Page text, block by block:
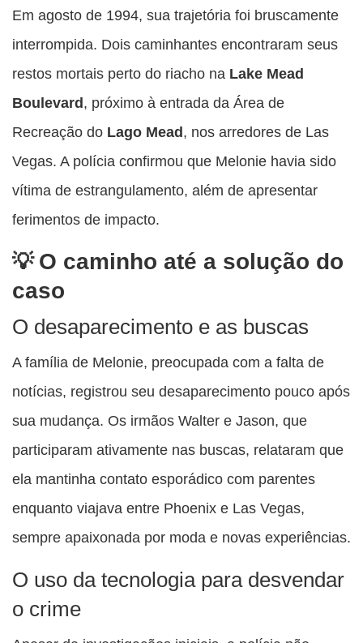
Em agosto de 1994, sua trajetória foi bruscamente
interrompida. Dois caminhantes encontraram seus
restos mortais perto do riacho na Lake Mead
Boulevard, próximo à entrada da Área de
Recreação do Lago Mead, nos arredores de Las
Vegas. A polícia confirmou que Melonie havia sido
vítima de estrangulamento, além de apresentar
ferimentos de impacto.
O caminho até a solução do
caso
O desaparecimento e as buscas
A família de Melonie, preocupada com a falta de
notícias, registrou seu desaparecimento pouco após
sua mudança. Os irmãos Walter e Jason, que
participaram ativamente nas buscas, relataram que
ela mantinha contato esporádico com parentes
enquanto viajava entre Phoenix e Las Vegas,
sempre apaixonada por moda e novas experiências.
O uso da tecnologia para desvendar
o crime